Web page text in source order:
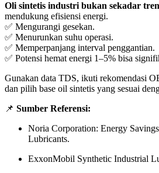
Oli sintetis industri bukan sekadar
mendukung efisiensi energi.
✅ Mengurangi gesekan.
✅ Menurunkan suhu operasi.
✅ Memperpanjang interval penggantian.
✅ Potensi hemat energi 1–5% bisa
Gunakan data TDS, ikuti rekomendasi
dan pilih base oil sintetis yang sesuai
📌 Sumber Referensi:
Noria Corporation: Energy
Lubricants.
ExxonMobil Synthetic Industrial